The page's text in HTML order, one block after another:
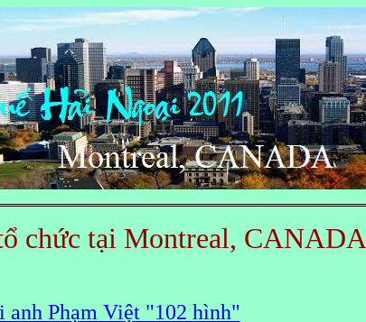
chức tại Montreal, CANADA
anh Phạm Việt "102 hình"